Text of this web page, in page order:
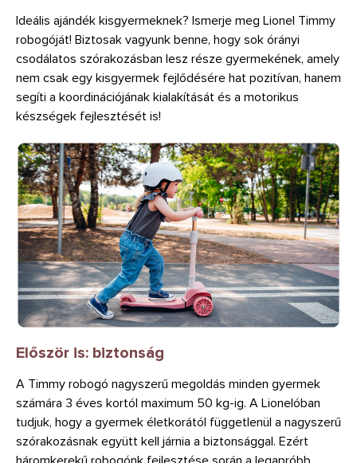
Ideális ajándék kisgyermeknek? Ismerje meg Lionel Timmy
robogóját! Biztosak vagyunk benne, hogy sok órányi
csodálatos szórakozásban lesz része gyermekének, amely
nem csak egy kisgyermek fejlődésére hat pozitívan, hanem
segíti a koordinációjának kialakítását és a motorikus
készségek fejlesztését is!
Először is: biztonság
A Timmy robogó nagyszerű megoldás minden gyermek
számára 3 éves kortól maximum 50 kg-ig. A Lionelóban
tudjuk, hogy a gyermek életkorától függetlenül a nagyszerű
szórakozásnak együtt kell járnia a biztonsággal. Ezért